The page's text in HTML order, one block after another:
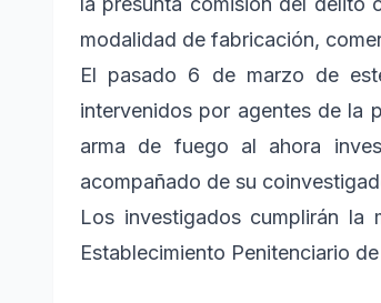
modalidad de fabricación,
El pasado 6 de marzo de
intervenidos por agentes de la
arma de fuego al ahora
acompañado de su
Los investigados cumplirán
Establecimiento Penitenciario